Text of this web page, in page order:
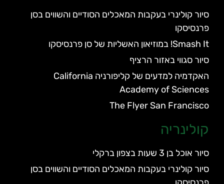
סיור קולינרי בעקבות המאכלים הסודיים והשווים בסן
פרנסיסקו
Smash It! במוזיאון האשליות של סן פרנסיסקו
סיור סגווי באזור הרציף
האקדמיה למדעים של קליפורניה California
Academy of Sciences
The Flyer San Francisco
קולינריה
סיור אוכל בן 3 שעות בצפון ברקלי
סיור קולינרי בעקבות המאכלים הסודיים והשווים בסן